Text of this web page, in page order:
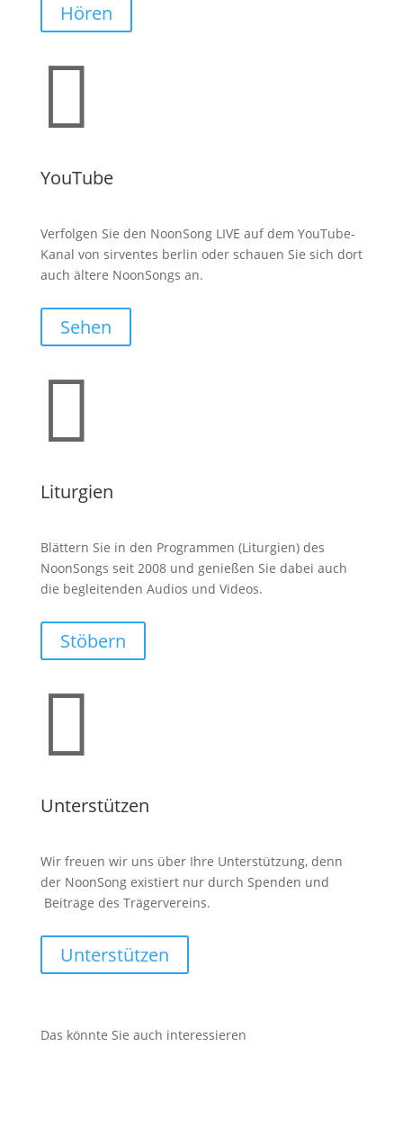
Hören

YouTube
Verfolgen Sie den NoonSong LIVE auf dem YouTube-
Kanal von sirventes berlin oder schauen Sie sich dort
auch ältere NoonSongs an.
Sehen

Liturgien
Blättern Sie in den Programmen (Liturgien) des
NoonSongs seit 2008 und genießen Sie dabei auch
die begleitenden Audios und Videos.
Stöbern

Unterstützen
Wir freuen wir uns über Ihre Unterstützung, denn
der NoonSong existiert nur durch Spenden und
Beiträge des Trägervereins.
Unterstützen
Das könnte Sie auch interessieren